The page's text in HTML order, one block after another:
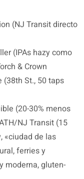
(NJ Transit directo
(IPAs hazy como
& Crown
(38th St., 50 taps
(20-30% menos
NJ Transit (15
«ciudad de las
ferries y
moderna, gluten-